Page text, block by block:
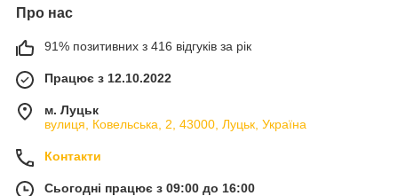
Про нас
91% позитивних з 416 відгуків за рік
Працює з 12.10.2022
м. Луцьк
вулиця, Ковельська, 2, 43000, Луцьк, Україна
Контакти
Сьогодні працює з 09:00 до 16:00